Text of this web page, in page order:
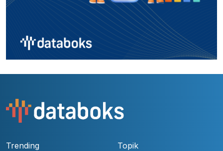
Trending Topik